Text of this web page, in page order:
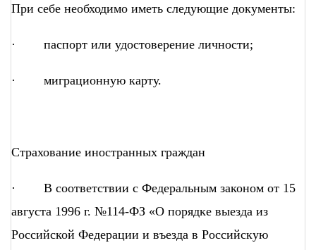
При себе необходимо иметь следующие документы:
· паспорт или удостоверение личности;
· миграционную карту.
Страхование иностранных граждан
· В соответствии с Федеральным законом от 15
августа 1996 г. №114-ФЗ «О порядке выезда из
Российской Федерации и въезда в Российскую